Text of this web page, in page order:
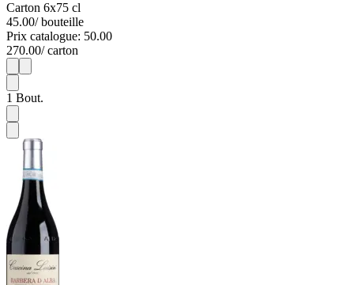
Carton 6x75 cl
45.00/ bouteille
Prix catalogue: 50.00
270.00/ carton
1
1 Bout.